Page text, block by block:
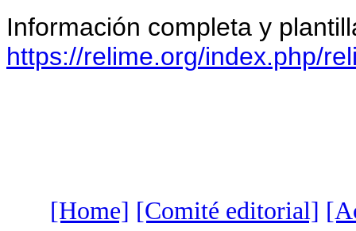
Información completa y
https://relime.org/index.php/
[Home] [Comité editorial]